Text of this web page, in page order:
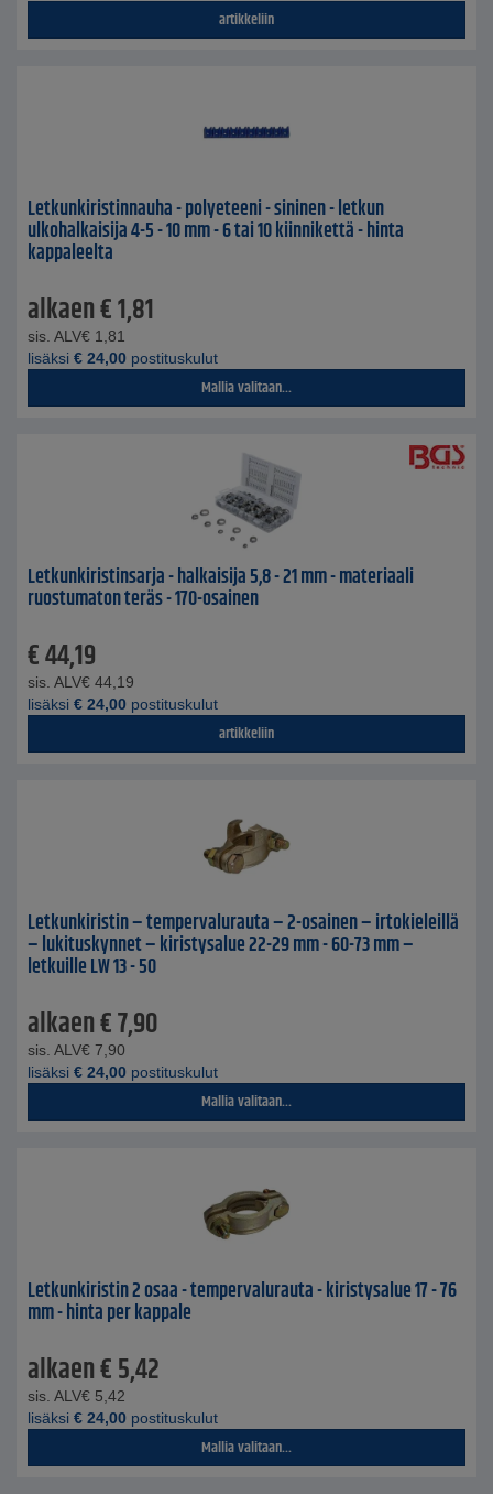
artikkeliin
Letkunkiristinnauha - polyeteeni - sininen - letkun
ulkohalkaisija 4-5 - 10 mm - 6 tai 10 kiinnikettä - hinta
kappaleelta
alkaen€1,81
sis. ALV€ 1,81
lisäksi € 24,00 postituskulut
Mallia valitaan...
Letkunkiristinsarja - halkaisija 5,8 - 21 mm - materiaali
ruostumaton teräs - 170-osainen
€44,19
sis. ALV€ 44,19
lisäksi € 24,00 postituskulut
artikkeliin
Letkunkiristin – tempervalurauta – 2-osainen – irtokieleillä
– lukituskynnet – kiristysalue 22-29 mm - 60-73 mm –
letkuille LW 13 - 50
alkaen€7,90
sis. ALV€ 7,90
lisäksi € 24,00 postituskulut
Mallia valitaan...
Letkunkiristin 2 osaa - tempervalurauta - kiristysalue 17 - 76
mm - hinta per kappale
alkaen€5,42
sis. ALV€ 5,42
lisäksi € 24,00 postituskulut
Mallia valitaan...